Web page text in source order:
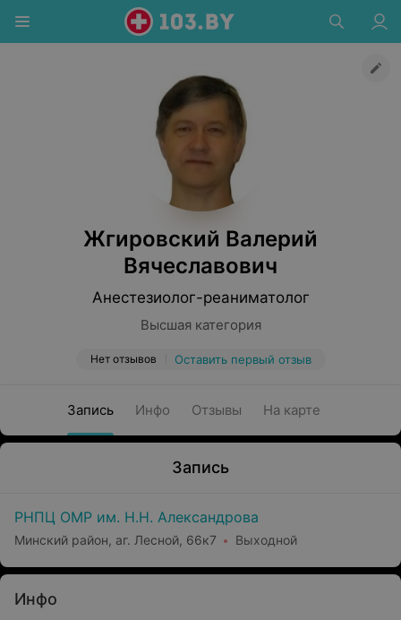
Жгировский Валерий
Вячеславович
Анестезиолог-реаниматолог
Высшая категория
Нет отзывов Оставить первый отзыв
Запись Инфо Отзывы На карте
Запись
РНПЦ ОМР им. Н.Н. Александрова
Минский район, аг. Лесной, 66к7 Выходной
Инфо